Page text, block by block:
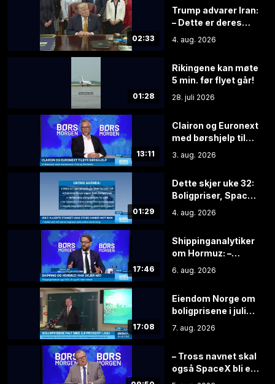
02:33
Trump advarer Iran:
– Dette er deres
siste sjanse
4. aug. 2026
01:28
Rikingene kan møte
5 min. før flyet går!
28. juli 2026
13:11
Clairon og Euronext
med børshjelp til
nykommere
3. aug. 2026
01:29
Dette skjer uke 32:
Boligpriser, SpaceX
og månedens
viktigste tall
4. aug. 2026
17:46
Shippinganalytiker
om Hormuz: –
Mange skip driftes
ikke som man
6. aug. 2026
17:08
Eiendom Norge om
boligprisene i juli
2026
7. aug. 2026
– Tross navnet skal
også SpaceX bli et
AI-selskap